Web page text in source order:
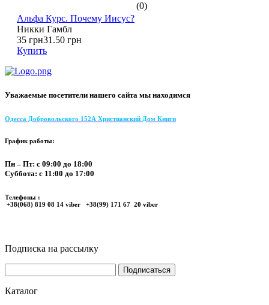
(0)
Альфа Курс. Почему Иисус?
Никки Гамбл
35 грн31.50 грн
Купить
Уважаемые посетители нашего сайта мы находимся
Одесса Добровольского 152А Христианский Дом Книги
График работы:
Пн – Пт: с 09:00 до 18:00
Суббота: с 11:00 до 17:00
Телефоны :
+38(068) 819 08 14 viber +38(99) 171 67 20 viber
Подписка на рассылку
Каталог